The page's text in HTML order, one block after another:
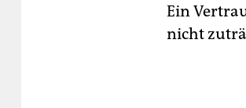
Ein
nicht